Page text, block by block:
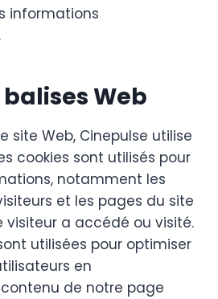
informations
Web
site Web, Cinepulse utilise
cookies sont utilisés pour
notamment les
et les pages du site
visiteur a accédé ou visité.
utilisées pour optimiser
en
de notre page